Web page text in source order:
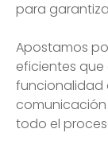
para
Apostamos
eficientes
funcionalidad
todo el